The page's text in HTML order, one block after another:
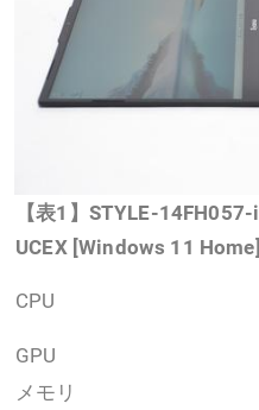
【表1】STYLE-
UCEX [Windows 11 Home]
CPU
GPU
メモリ